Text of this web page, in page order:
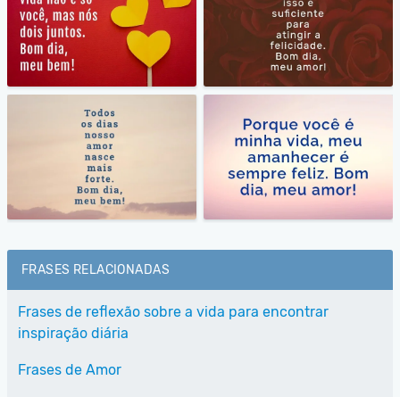
FRASES RELACIONADAS
Frases de reflexão sobre a vida para encontrar
inspiração diária
Frases de Amor